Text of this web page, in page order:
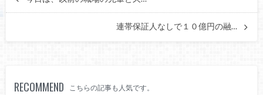
連帯保証人なしで１０億円の融…
RECOMMEND こちらの記事も人気です。